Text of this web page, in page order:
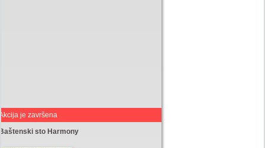
je završena
sto Harmony